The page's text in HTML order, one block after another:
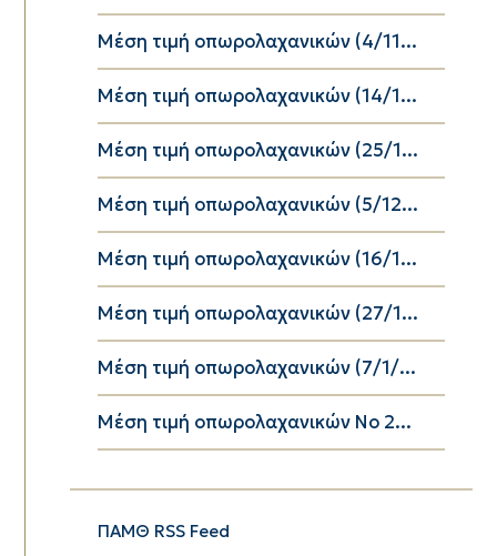
Μέση τιμή οπωρολαχανικών (4/11...
Μέση τιμή οπωρολαχανικών (14/1...
Μέση τιμή οπωρολαχανικών (25/1...
Μέση τιμή οπωρολαχανικών (5/12...
Μέση τιμή οπωρολαχανικών (16/1...
Μέση τιμή οπωρολαχανικών (27/1...
Μέση τιμή οπωρολαχανικών (7/1/...
Μέση τιμή οπωρολαχανικών Νο 2...
ΠΑΜΘ RSS Feed